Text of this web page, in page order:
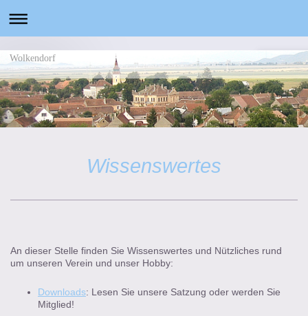
Wolkendorf
Wissenswertes
An dieser Stelle finden Sie Wissenswertes und Nützliches rund
um unseren Verein und unser Hobby:
Downloads: Lesen Sie unsere Satzung oder werden Sie
Mitglied!